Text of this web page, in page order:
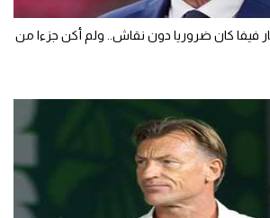
فيفا كان ضروريا دون نقاش.. ولم أكن جزءا من